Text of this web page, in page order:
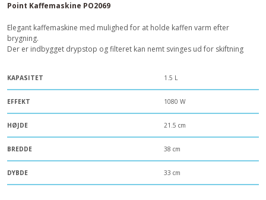
Point Kaffemaskine PO2069
Elegant kaffemaskine med mulighed for at holde kaffen varm efter
brygning.
Der er indbygget drypstop og filteret kan nemt svinges ud for skiftning
KAPASITET 1.5 L
EFFEKT 1080 W
HØJDE 21.5 cm
BREDDE 38 cm
DYBDE 33 cm